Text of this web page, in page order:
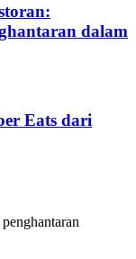
dalam
Eats dari